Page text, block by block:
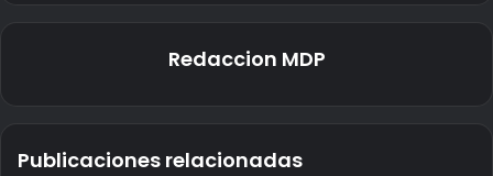
Redaccion MDP
Publicaciones relacionadas